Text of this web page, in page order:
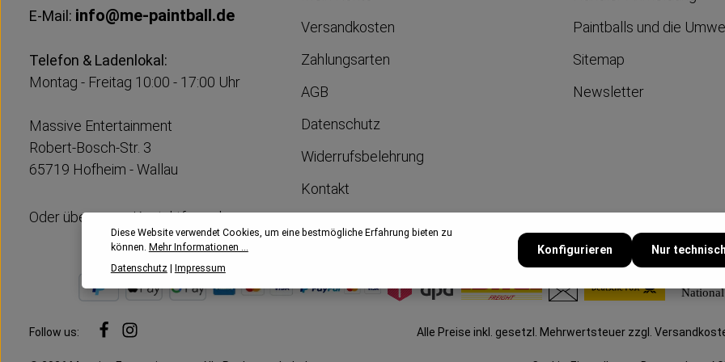
E-Mail: info@me-paintball.de
Telefon & Ladenlokal:
Montag - Freitag 10:00 - 17:00 Uhr
Massive Entertainment
Robert-Bosch-Str. 3
65719 Hofheim - Wallau
Oder über unserKontaktformular
Versandkosten
Zahlungsarten
AGB
Datenschutz
Widerrufsbelehrung
Kontakt
Paintballs und die
Sitemap
Newsletter
Follow us: Alle Preise inkl. gesetzl. Mehrwertsteuer zzgl.
Diese Website verwendet Cookies, um eine bestmögliche Erfahrung bieten zu
können. Mehr Informationen ...
Datenschutz| Impressum
Nur
Konfigurieren